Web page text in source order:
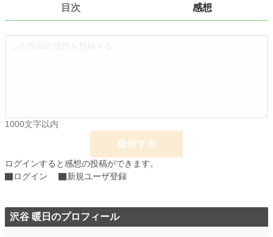
158 位 / 7,922 件
451 pt (15,583 位)
月間ポイント 2,457 pt (13,971 位)
累計ポイント 101,644 pt (30,152 位)
目次 感想
1000文字以内
送信する
ログインすると感想の投稿ができます。
ログイン
新規ユーザ登録
沢谷 暖日のプロフィール